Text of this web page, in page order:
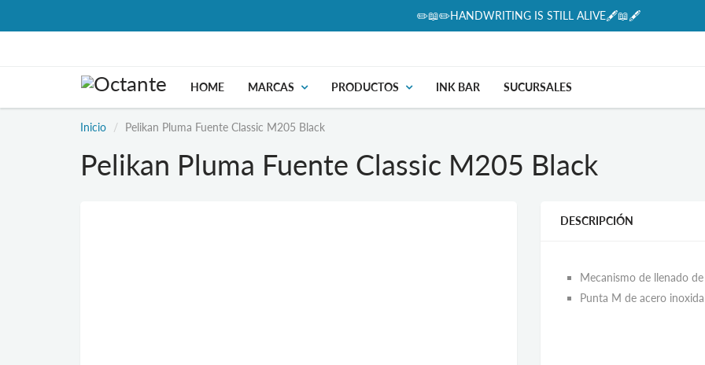
✏️📖✏️HANDWRITING IS STILL ALIVE🖋📖🖋
HOME MARCAS PRODUCTOS INK BAR SUCURSALES
Inicio Pelikan Pluma Fuente Classic M205 Black
Pelikan Pluma Fuente Classic M205 Black
DESCRIPCIÓN
Mecanismo de llenado
Punta M de acero